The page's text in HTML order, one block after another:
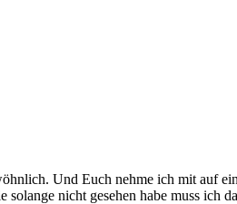
Und Euch nehme ich mit auf
nicht gesehen habe muss ich